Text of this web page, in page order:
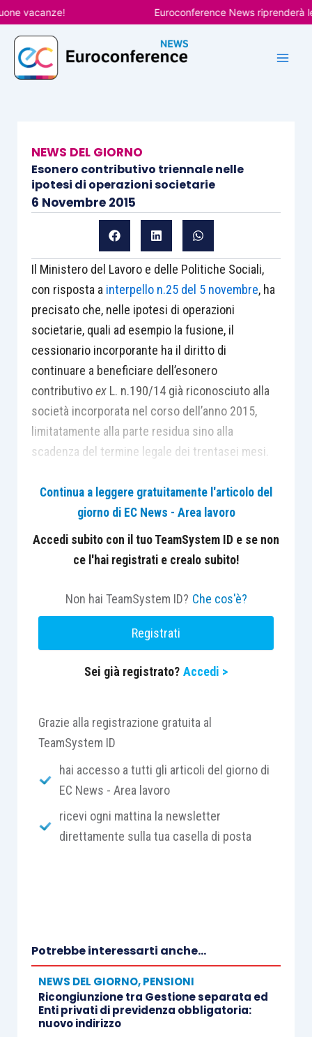
Vai
al
contenuto
vacanze! Euroconference News riprenderà le
NEWS DEL GIORNO
Esonero contributivo triennale nelle
ipotesi di operazioni societarie
6 Novembre 2015
Il Ministero del Lavoro e delle Politiche Sociali,
con risposta a interpello n.25 del 5 novembre, ha
precisato che, nelle ipotesi di operazioni
societarie, quali ad esempio la fusione, il
cessionario incorporante ha il diritto di
continuare a beneficiare dell’esonero
contributivoexL. n.190/14 già riconosciuto alla
società incorporata nel corso dell’anno 2015,
limitatamente alla parte residua sino alla
scadenza del termine legale dei trentasei mesi.
Continua a leggere gratuitamente l'articolo del
giorno di EC News - Area lavoro
Accedi subito con il tuo TeamSystem ID e se non
ce l'hai registrati e crealo subito!
Non hai TeamSystem ID? Che cos'è?
Registrati
Sei già registrato? Accedi >
Grazie alla registrazione gratuita al
TeamSystem ID
hai accesso a tutti gli articoli del giorno di
EC News - Area lavoro
ricevi ogni mattina la newsletter
direttamente sulla tua casella di posta
Potrebbe interessarti anche...
NEWS DEL GIORNO,PENSIONI
Ricongiunzione tra Gestione separata ed
Enti privati di previdenza obbligatoria:
nuovo indirizzo